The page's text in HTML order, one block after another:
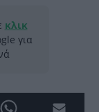
κλικ
για